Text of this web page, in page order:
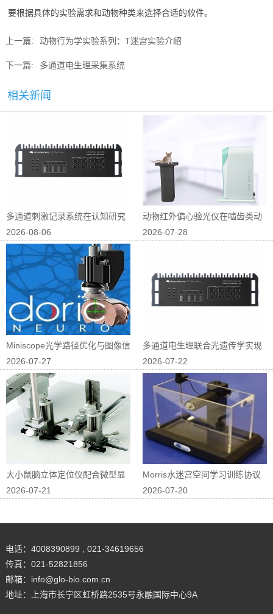
要根据具体的实验需求和动物种类来选择合适的软件。‍
上一篇: 动物行为学实验系列：T迷宫实验介绍
下一篇: 多通道电生理采集系统
相关新闻
多通道刺激记录系统在认知研究
中的应用
2026-08-06
动物红外偏心验光仪在啮齿类动
物屈光研究中...
2026-07-28
Miniscope光学路径优化与图像信
噪...
2026-07-27
多通道电生理联合光遗传学实现
神经回路因果...
2026-07-22
大小鼠脑立体定位仪配合微型显
微镜进行在体...
2026-07-21
Morris水迷宫空间学习训练协议
优化
2026-07-20
电话：4008390899 , 021-34619656
传真：021-52821856
邮箱：info@glo-bio.com.cn
地址：上海市长宁区虹桥路2535号永融国际中心9A